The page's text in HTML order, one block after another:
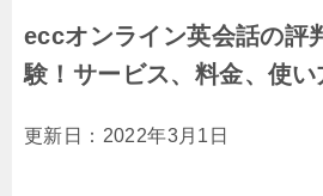
eccオンライン英会話の評
験！サービス、料金、使い
更新日：2022年3月1日